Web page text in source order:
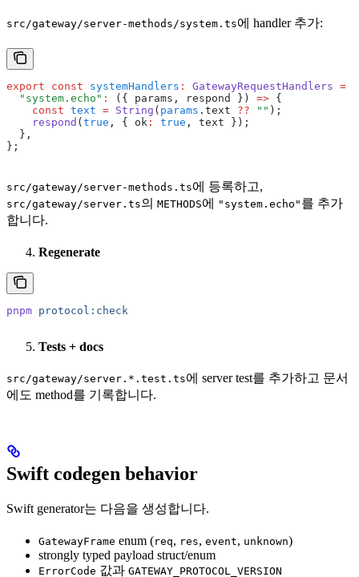
src/gateway/server-methods/system.ts에 handler 추가:
export const systemHandlers : GatewayRequestHandlers =
  "system.echo"
: ({ params , respond }) => {
    const
text = String ( params .text ?? "" );
    respond
( true , { ok : true ,
text });
  }
,
};
src/gateway/server-methods.ts에 등록하고,
src/gateway/server.ts의 METHODS에 "system.echo" 를 추가
합니다.
Regenerate
pnpm protocol:check
Tests + docs
src/gateway/server.*.test.ts에 server test를 추가하고 문서
에도 method를 기록합니다.
Swift codegen behavior
Swift generator는 다음을 생성합니다.
GatewayFrame enum (req, res, event, unknown)
strongly typed payload struct/enum
ErrorCode 값과 GATEWAY_PROTOCOL_VERSION